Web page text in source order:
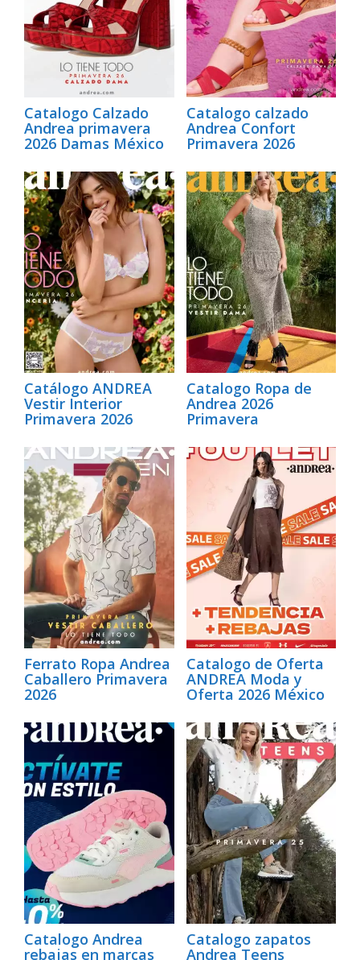
Catalogo Calzado
Andrea primavera
2026 Damas México
Catalogo calzado
Andrea Confort
Primavera 2026
Catálogo ANDREA
Vestir Interior
Primavera 2026
Catalogo Ropa de
Andrea 2026
Primavera
Ferrato Ropa Andrea
Caballero Primavera
2026
Catalogo de Oferta
ANDREA Moda y
Oferta 2026 México
Catalogo Andrea
rebajas en marcas
Catalogo zapatos
Andrea Teens